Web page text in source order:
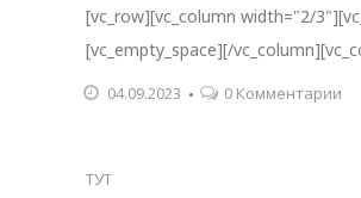
[vc_row][vc_column width="2/
[vc_empty_space][/
04.09.2023 0 Комментарии
ТУТ